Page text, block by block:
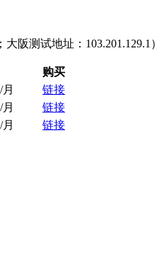
阪测试地址：103.201.129.1）
购买
链接
链接
链接